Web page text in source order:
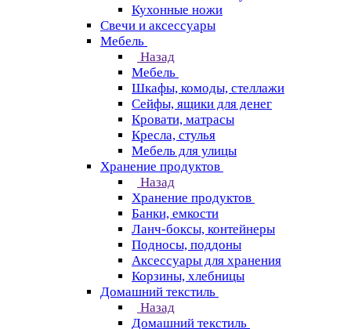
Кухонные ножи
Свечи и аксессуары
Мебель
Назад
Мебель
Шкафы, комоды, стеллажи
Сейфы, ящики для денег
Кровати, матрасы
Кресла, стулья
Мебель для улицы
Хранение продуктов
Назад
Хранение продуктов
Банки, емкости
Ланч-боксы, контейнеры
Подносы, поддоны
Аксессуары для хранения
Корзины, хлебницы
Домашний текстиль
Назад
Домашний текстиль